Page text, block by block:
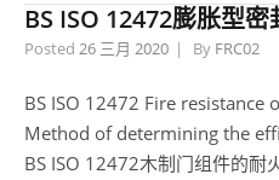
BS ISO 12472膨胀型
Posted 26 三月 2020 By FRC02
BS ISO 12472 Fire
Method of determining the
BS ISO 12472木制门组件的耐